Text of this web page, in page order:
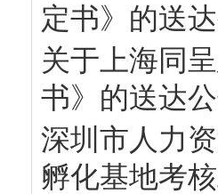
定书》的送
关于上海同
书》的送达
深圳市人力
孵化基地考